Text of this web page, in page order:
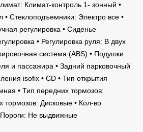
Климат-контроль 1- зонный •
• Стеклоподъемники: Электро все •
регулировка • Сиденье
• Регулировка руля: В двух
система (ABS) • Подушки
и пассажира • Задний парковочный
isofix • CD • Тип открытия
• Тип передних тормозов:
тормозов: Дисковые • Кол-во
Не выдвижные